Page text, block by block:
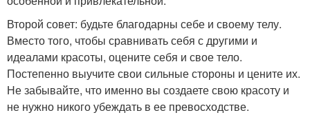
Второй совет: будьте благодарны себе и своему телу.
Вместо того, чтобы сравнивать себя с другими и
идеалами красоты, оцените себя и свое тело.
Постепенно выучите свои сильные стороны и цените их.
Не забывайте, что именно вы создаете свою красоту и
не нужно никого убеждать в ее превосходстве.